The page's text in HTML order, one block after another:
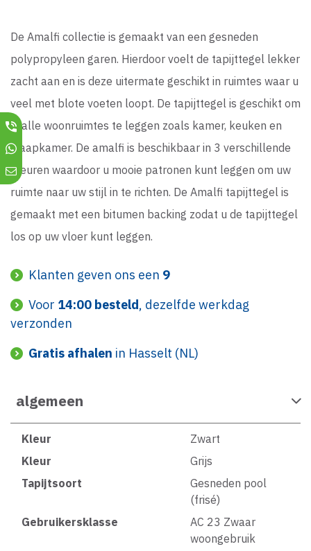
De Amalfi collectie is gemaakt van een gesneden
polypropyleen garen. Hierdoor voelt de tapijttegel lekker
zacht aan en is deze uitermate geschikt in ruimtes waar u
veel met blote voeten loopt. De tapijttegel is geschikt om
in alle woonruimtes te leggen zoals kamer, keuken en
slaapkamer. De amalfi is beschikbaar in 3 verschillende
kleuren waardoor u mooie patronen kunt leggen om uw
ruimte naar uw stijl in te richten. De Amalfi tapijttegel is
gemaakt met een bitumen backing zodat u de tapijttegel
los op uw vloer kunt leggen.
Klanten geven ons een 9
Voor 14:00 besteld, dezelfde werkdag
verzonden
Gratis afhalen in Hasselt (NL)
algemeen
Kleur
Zwart
Kleur
Grijs
Tapijtsoort
Gesneden pool
(frisé)
Gebruikersklasse
AC 23 Zwaar
woongebruik